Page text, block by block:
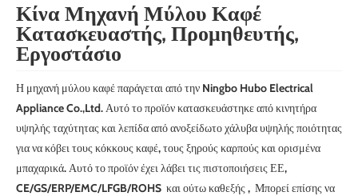
Κίνα Μηχανή Μύλου Καφέ
Κατασκευαστής, Προμηθευτής,
Εργοστάσιο
Η μηχανή μύλου καφέ παράγεται από την Ningbo Hubo Electrical
Appliance Co.,Ltd. Αυτό το προϊόν κατασκευάστηκε από κινητήρα
υψηλής ταχύτητας και λεπίδα από ανοξείδωτο χάλυβα υψηλής ποιότητας
για να κόβει τους κόκκους καφέ, τους ξηρούς καρπούς και ορισμένα
μπαχαρικά. Αυτό το προϊόν έχει λάβει τις πιστοποιήσεις ΕΕ,
CE/GS/ERP/EMC/LFGB/ROHS και ούτω καθεξής , Μπορεί επίσης να